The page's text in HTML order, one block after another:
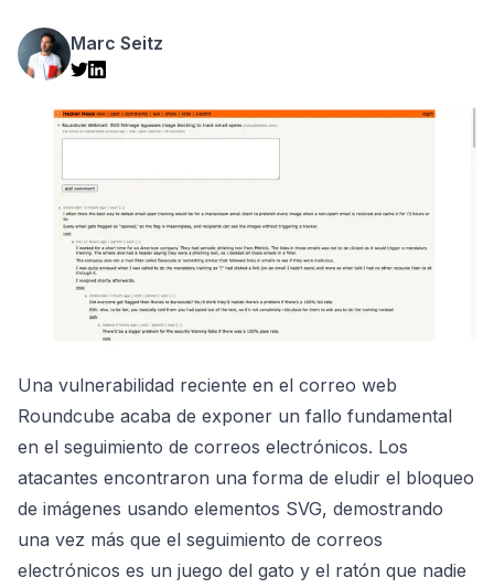
Marc Seitz
Una vulnerabilidad reciente en el correo web
Roundcube acaba de exponer un fallo fundamental
en el seguimiento de correos electrónicos. Los
atacantes encontraron una forma de eludir el bloqueo
de imágenes usando elementos SVG, demostrando
una vez más que el seguimiento de correos
electrónicos es un juego del gato y el ratón que nadie